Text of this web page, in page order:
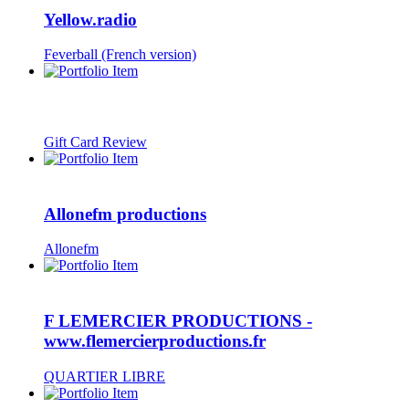
Yellow.radio
Feverball (French version)
Gift Card Review
Allonefm productions
Allonefm
F LEMERCIER PRODUCTIONS -
www.flemercierproductions.fr
QUARTIER LIBRE